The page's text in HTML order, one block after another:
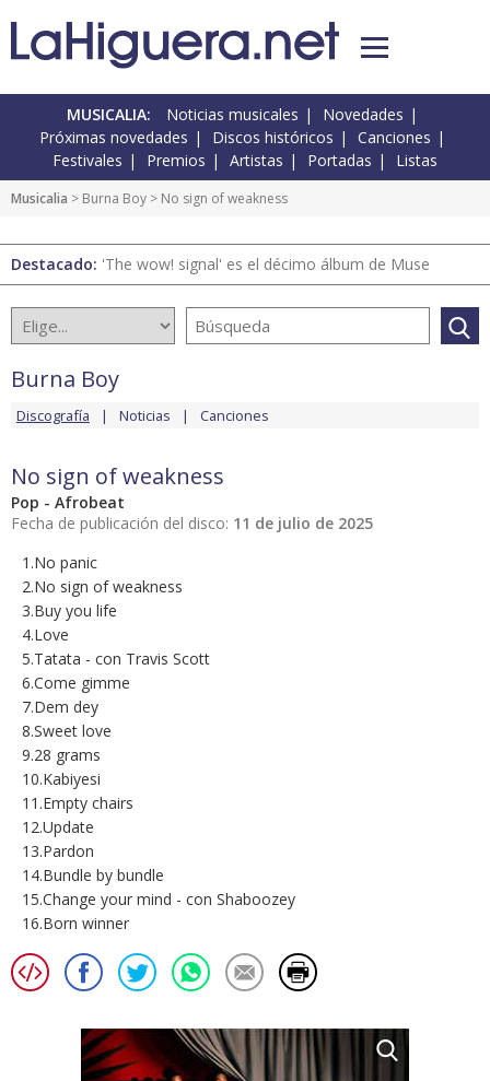
MUSICALIA: Noticias musicales
Novedades
Próximas novedades
Discos históricos
Canciones
Festivales
Premios Artistas Portadas Listas
Musicalia > Burna Boy > No sign of weakness
Destacado: 'The wow! signal' es el décimo álbum de Muse
Burna Boy
Discografía Noticias Canciones
No sign of weakness
Pop - Afrobeat
Fecha de publicación del disco: 11 de julio de 2025
1.No panic
2.No sign of weakness
3.Buy you life
4.Love
5.Tatata - con Travis Scott
6.Come gimme
7.Dem dey
8.Sweet love
9.28 grams
10.Kabiyesi
11.Empty chairs
12.Update
13.Pardon
14.Bundle by bundle
15.Change your mind - con Shaboozey
16.Born winner